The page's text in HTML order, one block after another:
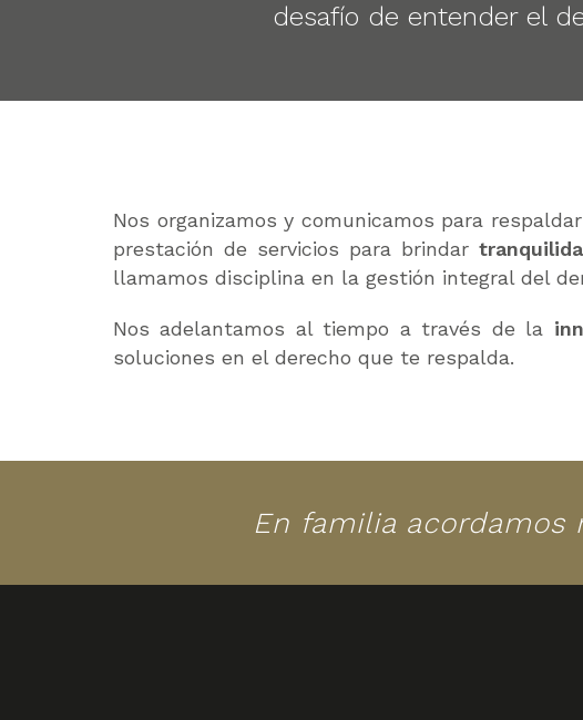
desafío de entender el
Nos organizamos y comunicamos para
prestación de servicios para brindar
llamamos disciplina en la gestión integral del
Nos adelantamos al tiempo a través de la
soluciones en el derecho que te respalda.
En familia acordamos